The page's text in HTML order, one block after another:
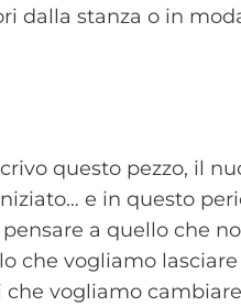
dalla stanza o in
questo pezzo, il
e in questo
pensare a quello che
che vogliamo
vogliamo